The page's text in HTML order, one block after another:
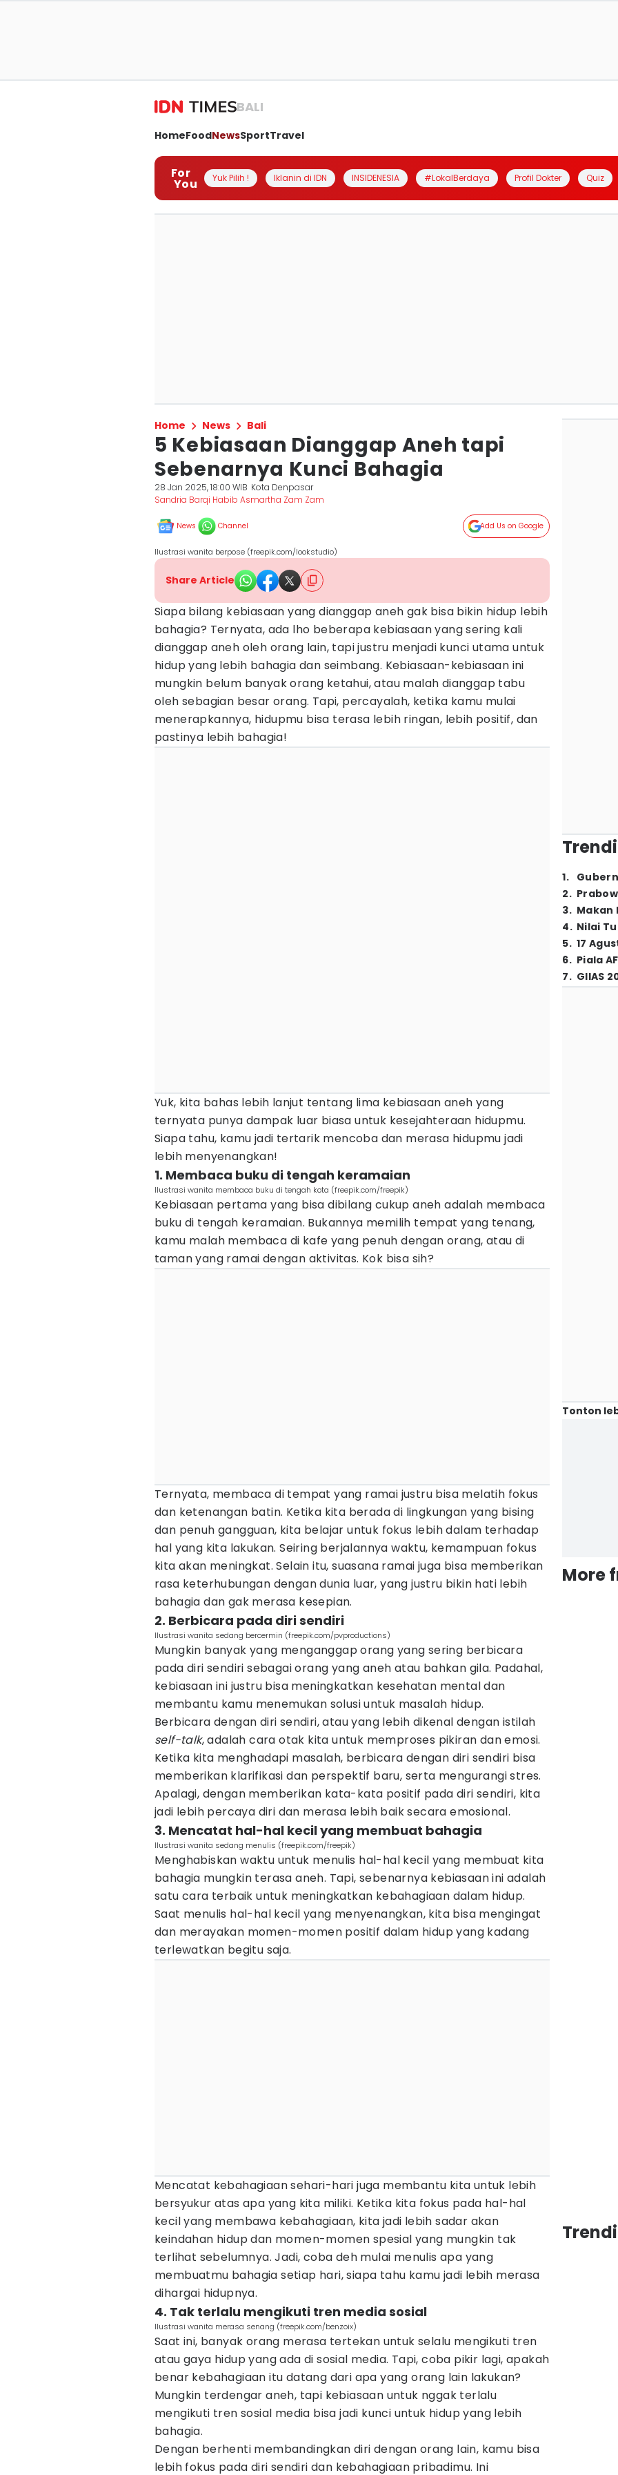
BALI
HomeFoodNewsSportTravel
For
You Yuk Pilih ! Iklanin di IDN INSIDENESIA #LokalBerdaya Profil Dokter Quiz
Home News Bali
5 Kebiasaan Dianggap Aneh tapi
Sebenarnya Kunci Bahagia
28 Jan 2025, 18:00 WIB Kota Denpasar
Sandria Barqi Habib Asmartha Zam Zam
News Channel Add Us on Google
Ilustrasi wanita berpose (freepik.com/lookstudio)
Share Article
Siapa bilang kebiasaan yang dianggap aneh gak bisa bikin hidup lebih
bahagia? Ternyata, ada lho beberapa kebiasaan yang sering kali
dianggap aneh oleh orang lain, tapi justru menjadi kunci utama untuk
hidup yang lebih bahagia dan seimbang. Kebiasaan-kebiasaan ini
mungkin belum banyak orang ketahui, atau malah dianggap tabu
oleh sebagian besar orang. Tapi, percayalah, ketika kamu mulai
menerapkannya, hidupmu bisa terasa lebih ringan, lebih positif, dan
pastinya lebih bahagia!
Yuk, kita bahas lebih lanjut tentang lima kebiasaan aneh yang
ternyata punya dampak luar biasa untuk kesejahteraan hidupmu.
Siapa tahu, kamu jadi tertarik mencoba dan merasa hidupmu jadi
lebih menyenangkan!
1. Membaca buku di tengah keramaian
Ilustrasi wanita membaca buku di tengah kota (freepik.com/freepik)
Kebiasaan pertama yang bisa dibilang cukup aneh adalah membaca
buku di tengah keramaian. Bukannya memilih tempat yang tenang,
kamu malah membaca di kafe yang penuh dengan orang, atau di
taman yang ramai dengan aktivitas. Kok bisa sih?
Ternyata, membaca di tempat yang ramai justru bisa melatih fokus
dan ketenangan batin. Ketika kita berada di lingkungan yang bising
dan penuh gangguan, kita belajar untuk fokus lebih dalam terhadap
hal yang kita lakukan. Seiring berjalannya waktu, kemampuan fokus
kita akan meningkat. Selain itu, suasana ramai juga bisa memberikan
rasa keterhubungan dengan dunia luar, yang justru bikin hati lebih
bahagia dan gak merasa kesepian.
2. Berbicara pada diri sendiri
Ilustrasi wanita sedang bercermin (freepik.com/pvproductions)
Mungkin banyak yang menganggap orang yang sering berbicara
pada diri sendiri sebagai orang yang aneh atau bahkan gila. Padahal,
kebiasaan ini justru bisa meningkatkan kesehatan mental dan
membantu kamu menemukan solusi untuk masalah hidup.
Berbicara dengan diri sendiri, atau yang lebih dikenal dengan istilah
self-talk, adalah cara otak kita untuk memproses pikiran dan emosi.
Ketika kita menghadapi masalah, berbicara dengan diri sendiri bisa
memberikan klarifikasi dan perspektif baru, serta mengurangi stres.
Apalagi, dengan memberikan kata-kata positif pada diri sendiri, kita
jadi lebih percaya diri dan merasa lebih baik secara emosional.
3. Mencatat hal-hal kecil yang membuat bahagia
Ilustrasi wanita sedang menulis (freepik.com/freepik)
Menghabiskan waktu untuk menulis hal-hal kecil yang membuat kita
bahagia mungkin terasa aneh. Tapi, sebenarnya kebiasaan ini adalah
satu cara terbaik untuk meningkatkan kebahagiaan dalam hidup.
Saat menulis hal-hal kecil yang menyenangkan, kita bisa mengingat
dan merayakan momen-momen positif dalam hidup yang kadang
terlewatkan begitu saja.
Mencatat kebahagiaan sehari-hari juga membantu kita untuk lebih
bersyukur atas apa yang kita miliki. Ketika kita fokus pada hal-hal
kecil yang membawa kebahagiaan, kita jadi lebih sadar akan
keindahan hidup dan momen-momen spesial yang mungkin tak
terlihat sebelumnya. Jadi, coba deh mulai menulis apa yang
membuatmu bahagia setiap hari, siapa tahu kamu jadi lebih merasa
dihargai hidupnya.
4. Tak terlalu mengikuti tren media sosial
Ilustrasi wanita merasa senang (freepik.com/benzoix)
Saat ini, banyak orang merasa tertekan untuk selalu mengikuti tren
atau gaya hidup yang ada di sosial media. Tapi, coba pikir lagi, apakah
benar kebahagiaan itu datang dari apa yang orang lain lakukan?
Mungkin terdengar aneh, tapi kebiasaan untuk nggak terlalu
mengikuti tren sosial media bisa jadi kunci untuk hidup yang lebih
bahagia.
Dengan berhenti membandingkan diri dengan orang lain, kamu bisa
lebih fokus pada diri sendiri dan kebahagiaan pribadimu. Ini
1.
2.
3. Makan
4. Nilai
5. 17
6. Piala
7. GIIAS
Tonton
More